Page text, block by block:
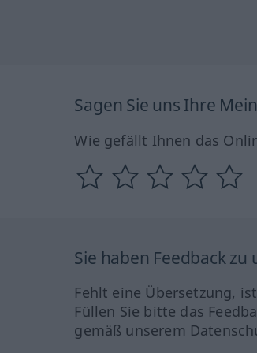
Sagen Sie uns Ihre
Wie gefällt Ihnen das
Sie haben Feedback
Fehlt eine Übersetzung,
Füllen Sie bitte das
gemäß unserem